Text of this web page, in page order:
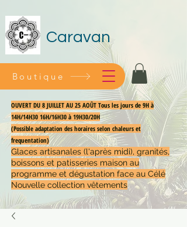
Caravan
OUVERT DU 8 JUILLET AU 25 AOÛT Tous les jours de 9H à
14H/14H30 16H/16H30 à 19H30/20H
(Possible adaptation des horaires selon chaleurs et
frequentation)
Glaces artisanales (l'après midi), granités,
boissons et patisseries maison au
programme et dégustation face au Célé
Nouvelle collection vêtements
Boutique